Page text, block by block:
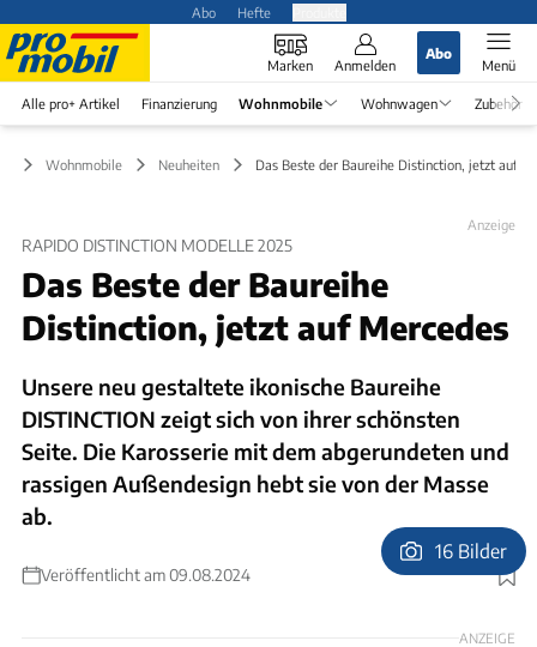
Abo Hefte
Marken Anmelden
Abo
Menü
Alle pro+ Artikel Finanzierung Wohnmobile Wohnwagen Zubehör
Wohnmobile Neuheiten Das Beste der Baureihe Distinction, jetzt auf
Anzeige
RAPIDO DISTINCTION MODELLE 2025
Das Beste der Baureihe
Distinction, jetzt auf Mercedes
Unsere neu gestaltete ikonische Baureihe
DISTINCTION zeigt sich von ihrer schönsten
Seite. Die Karosserie mit dem abgerundeten und
rassigen Außendesign hebt sie von der Masse
ab.
Veröffentlicht am 09.08.2024
Foto: Rapido
16 Bilder
ANZEIGE